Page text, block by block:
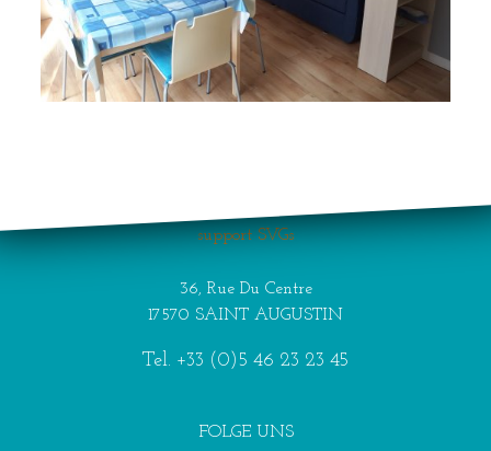
FOLGE UNS
support SVGs
36, Rue Du Centre
17570 SAINT AUGUSTIN
Tel. +33 (0)5 46 23 23 45